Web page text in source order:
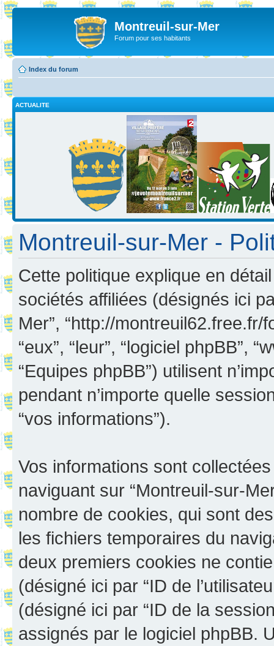
Montreuil-sur-Mer
Forum pour ses habitants
Index du forum
ACTUALITE
Montreuil-sur-Mer -
Cette politique explique en
sociétés affiliées (désignés ici
Mer”, “http://montreuil62.free.fr/
“eux”, “leur”, “logiciel phpBB”,
“Equipes phpBB”) utilisent
pendant n’importe quelle
“vos informations”).
Vos informations sont
naviguant sur “Montreuil-sur-
nombre de cookies, qui sont
les fichiers temporaires du
deux premiers cookies ne
(désigné ici par “ID de
(désigné ici par “ID de la
assignés par le logiciel phpBB.